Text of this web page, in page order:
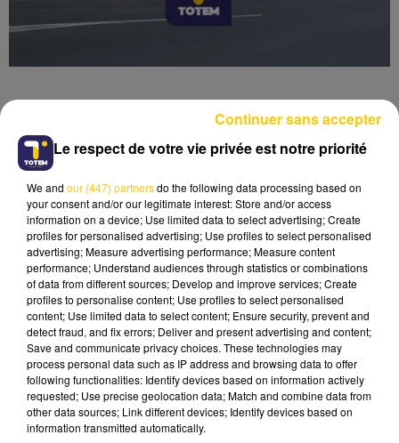
24 janvier 2025 - 6 min 42 sec
L'INFO DE LA CORRÈZE DU 24/01/25 À
12H00
Ecoutez sur Totem l'information à Tulle, Brive,
dans le Nord du Lot et le pays sarladais avec les
reportages de nos journalistes sur le terrain.
Le respect de votre vie privée est notre priorité
We and our (447) partnersdo the following data processing based on
your consent and/or our legitimate interest: Store and/or access
information on a device; Use limited data to select advertising; Create
profiles for personalised advertising; Use profiles to select personalised
advertising; Measure advertising performance; Measure content
performance; Understand audiences through statistics or combinations
of data from different sources; Develop and improve services; Create
profiles to personalise content; Use profiles to select personalised
content; Use limited data to select content; Ensure security, prevent and
detect fraud, and fix errors; Deliver and present advertising and content;
Save and communicate privacy choices. These technologies may
process personal data such as IP address and browsing data to offer
following functionalities: Identify devices based on information actively
requested; Use precise geolocation data; Match and combine data from
other data sources; Link different devices; Identify devices based on
information transmitted automatically.
Continuer sans accepter